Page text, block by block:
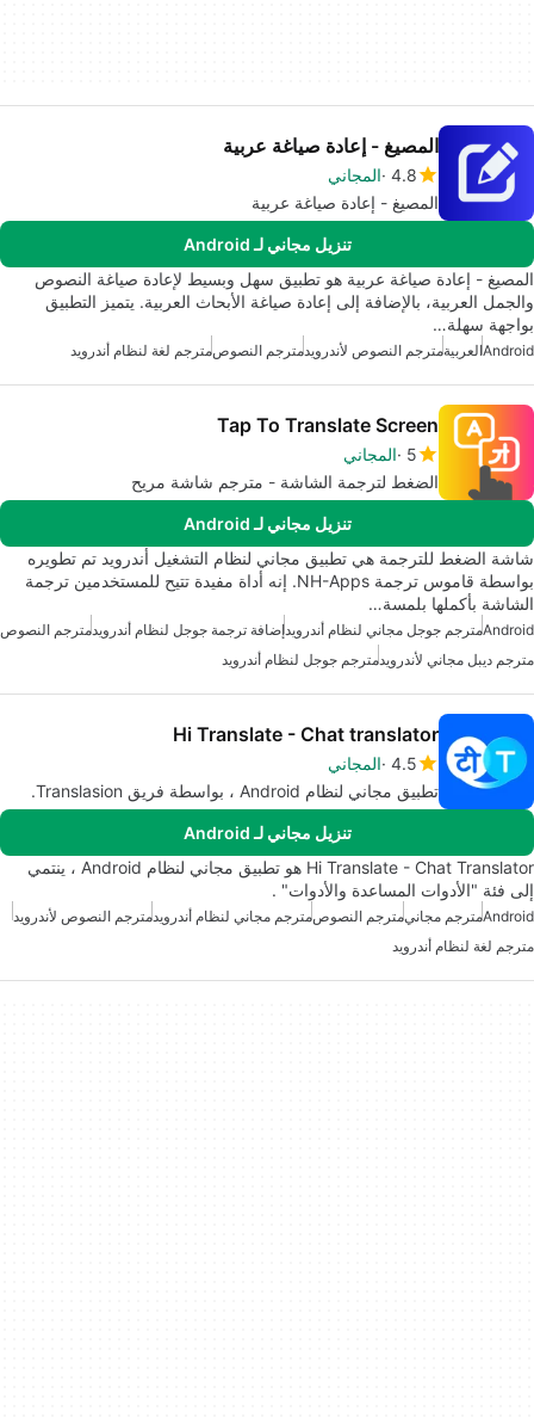
المصيغ - إعادة صياغة عربية
4.8 المجاني
المصيغ - إعادة صياغة عربية
تنزيل مجاني لـ Android
المصيغ - إعادة صياغة عربية هو تطبيق سهل وبسيط لإعادة صياغة النصوص
والجمل العربية، بالإضافة إلى إعادة صياغة الأبحاث العربية. يتميز التطبيق
بواجهة سهلة…
Androidالعربيةمترجم النصوص لأندرويدمترجم النصوصمترجم لغة لنظام أندرويد
Tap To Translate Screen
5 المجاني
الضغط لترجمة الشاشة - مترجم شاشة مريح
تنزيل مجاني لـ Android
شاشة الضغط للترجمة هي تطبيق مجاني لنظام التشغيل أندرويد تم تطويره
بواسطة قاموس ترجمة NH-Apps. إنه أداة مفيدة تتيح للمستخدمين ترجمة
الشاشة بأكملها بلمسة…
Androidمترجم جوجل مجاني لنظام أندرويدإضافة ترجمة جوجل لنظام أندرويدمترجم النصوص
مترجم ديبل مجاني لأندرويدمترجم جوجل لنظام أندرويد
Hi Translate - Chat translator
4.5 المجاني
تطبيق مجاني لنظام Android ، بواسطة فريق Translasion.
تنزيل مجاني لـ Android
Hi Translate - Chat Translator هو تطبيق مجاني لنظام Android ، ينتمي
إلى فئة "الأدوات المساعدة والأدوات" .
Androidمترجم مجانيمترجم النصوصمترجم مجاني لنظام أندرويدمترجم النصوص لأندرويد
مترجم لغة لنظام أندرويد